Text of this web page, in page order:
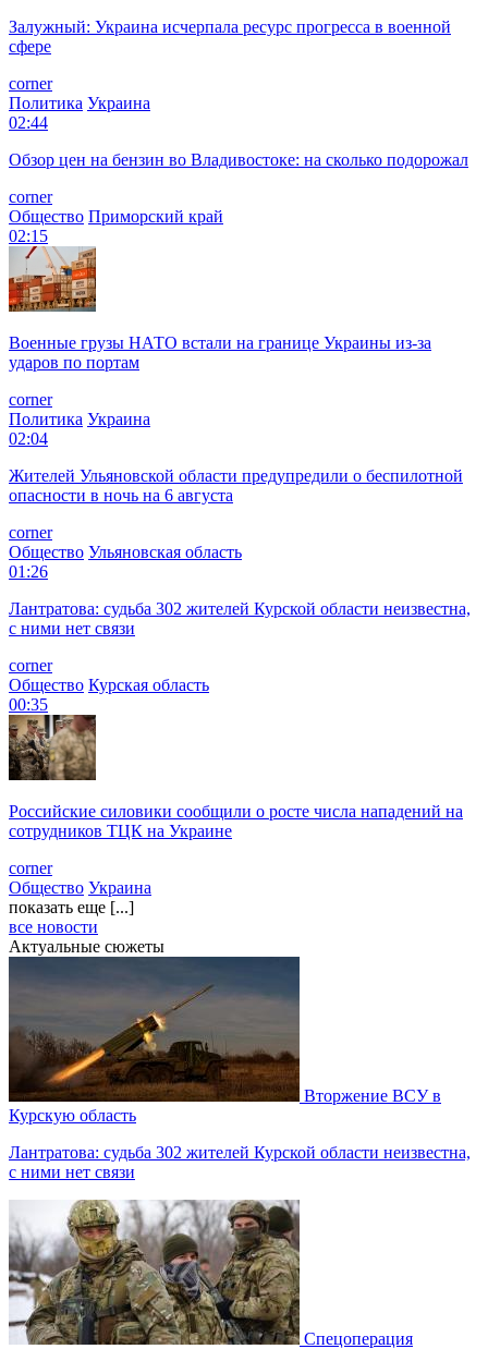
Залужный: Украина исчерпала ресурс прогресса в военной
сфере
corner
Политика Украина
02:44
Обзор цен на бензин во Владивостоке: на сколько подорожал
corner
Общество Приморский край
02:15
Военные грузы НАТО встали на границе Украины из-за
ударов по портам
corner
Политика Украина
02:04
Жителей Ульяновской области предупредили о беспилотной
опасности в ночь на 6 августа
corner
Общество Ульяновская область
01:26
Лантратова: судьба 302 жителей Курской области неизвестна,
с ними нет связи
corner
Общество Курская область
00:35
Российские силовики сообщили о росте числа нападений на
сотрудников ТЦК на Украине
corner
Общество Украина
показать еще [...]
все новости
Актуальные сюжеты
Вторжение ВСУ в
Курскую область
Лантратова: судьба 302 жителей Курской области неизвестна,
с ними нет связи
Спецоперация